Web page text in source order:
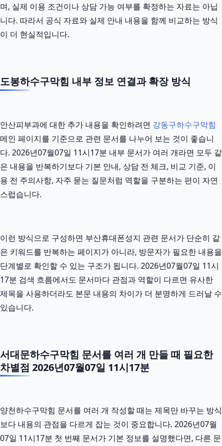
며, 실제 이용 조건이나 상담 가능 여부를 확정하는 자료는 아닙
니다. 따라서 공식 자료와 실제 안내 내용을 함께 비교하는 방식
이 더 현실적입니다.
도봉하수구막힘 내부 정보 연결과 확장 방식
안산피부과에 대한 추가 내용을 확인하려면 강동구하수구막힘
메인 페이지를 기준으로 관련 문서를 나누어 보는 것이 좋습니
다. 2026년07월07일 11시17분 내부 문서가 여러 개라면 모두 같
은 내용을 반복하기보다 기본 안내, 상담 전 체크, 비교 기준, 이
용 전 주의사항, 자주 묻는 질문처럼 역할을 구분하는 편이 자연
스럽습니다.
이런 방식으로 구성하면 부산휴대폰성지 관련 문서가 단순히 같
은 키워드를 반복하는 페이지가 아니라, 방문자가 필요한 내용을
단계별로 확인할 수 있는 구조가 됩니다. 2026년07월07일 11시
17분 검색 흐름에서도 문서마다 관점과 역할이 다르면 유사한
제목을 사용하더라도 본문 내용의 차이가 더 분명하게 드러날 수
있습니다.
서대문하수구막힘 문서를 여러 개 만들 때 필요한
차별점 2026년07월07일 11시17분
양천하수구막힘 문서를 여러 개 작성할 때는 제목만 바꾸는 방식
보다 내용의 관점을 다르게 잡는 것이 중요합니다. 2026년07월
07일 11시17분 첫 번째 문서가 기본 정보를 설명했다면, 다른 문